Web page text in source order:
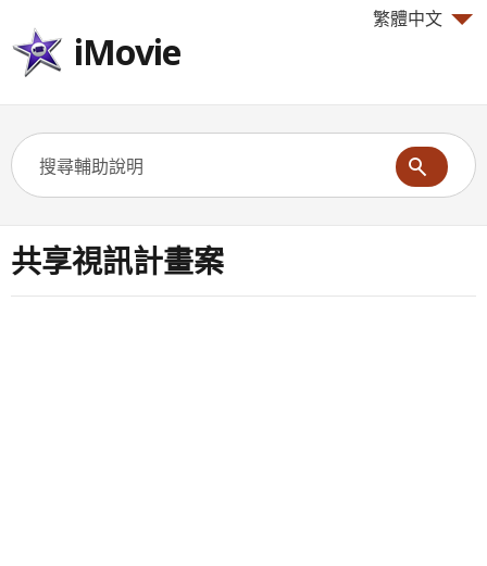
繁體中文
iMovie
共享視訊計畫案